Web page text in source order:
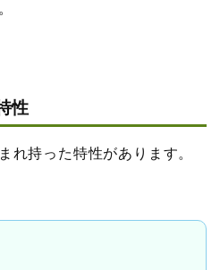
性
れ持った特性があります。